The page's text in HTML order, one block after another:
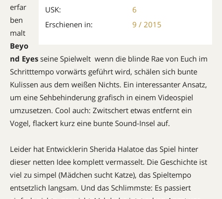
USK:
6
Erschienen in:
9 / 2015
erfar
ben
malt
Beyo
nd Eyes seine Spielwelt  wenn die blinde Rae von Euch im
Schritttempo vorwärts geführt wird, schälen sich bunte
Kulissen aus dem weißen Nichts. Ein interessanter Ansatz,
um eine Sehbehinderung grafisch in einem Videospiel
umzusetzen. Cool auch: Zwitschert etwas entfernt ein
Vogel, flackert kurz eine bunte Sound-Insel auf.
Leider hat Entwicklerin Sherida Halatoe das Spiel hinter
dieser netten Idee komplett vermasselt. Die Geschichte ist
viel zu simpel (Mädchen sucht Katze), das Spieltempo
entsetzlich langsam. Und das Schlimmste: Es passiert